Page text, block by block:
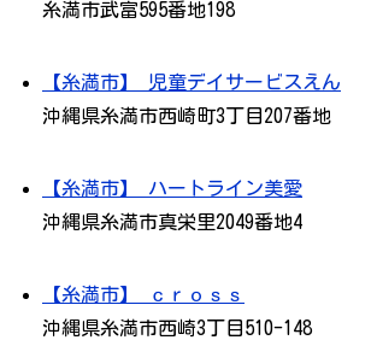
糸満市武富595番地198
【糸満市】 児童デイサービスえん
沖縄県糸満市西崎町3丁目207番地
【糸満市】 ハートライン美愛
沖縄県糸満市真栄里2049番地4
【糸満市】 ｃｒｏｓｓ
沖縄県糸満市西崎3丁目510-148